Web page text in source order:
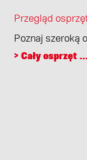
Przegląd
Poznaj szeroką
> Cały osprzęt